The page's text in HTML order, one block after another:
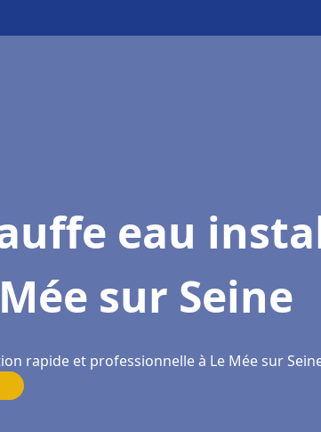
eau
sur Seine
rapide et professionnelle à Le Mée sur